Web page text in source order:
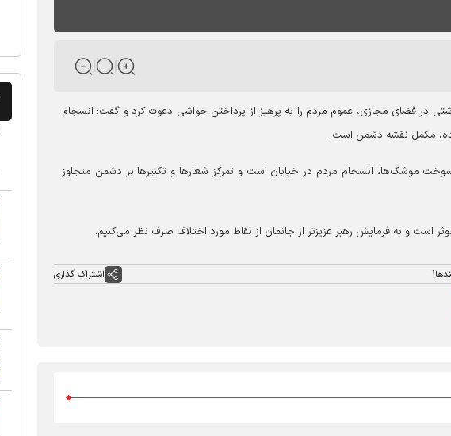
در فضای مجازی، عموم مردم را به پرهیز از پرداختن حواشی دعوت کرد و گفت: انسجام
مکمل نقشه دشمن است.
موشک‌ها، انسجام مردم در خیابان است و تمرکز شعارها و تکبیرها بر دشمن متجاوز
است و به فرمایش رهبر عزیزتر از جانمان از نقاط مورد اختلاف صرف نظر می‌کنیم‌.
1 اشتراک گذاری